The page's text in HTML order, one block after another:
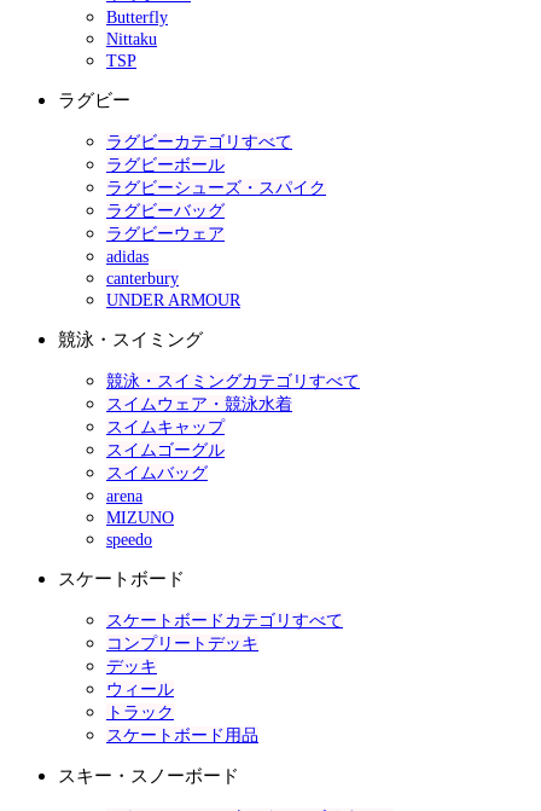
Butterfly
Nittaku
TSP
ラグビー
ラグビーカテゴリすべて
ラグビーボール
ラグビーシューズ・スパイク
ラグビーバッグ
ラグビーウェア
adidas
canterbury
UNDER ARMOUR
競泳・スイミング
競泳・スイミングカテゴリすべて
スイムウェア・競泳水着
スイムキャップ
スイムゴーグル
スイムバッグ
arena
MIZUNO
speedo
スケートボード
スケートボードカテゴリすべて
コンプリートデッキ
デッキ
ウィール
トラック
スケートボード用品
スキー・スノーボード